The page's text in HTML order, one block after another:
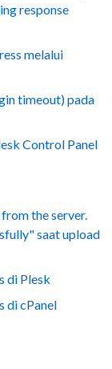
response
melalui
timeout) pada
Control Panel
the server.
saat upload
di Plesk
di cPanel